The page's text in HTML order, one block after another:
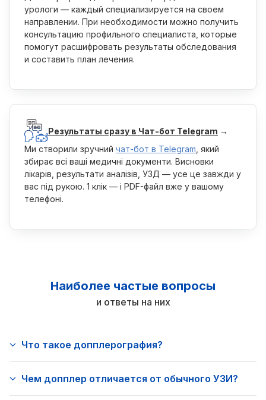
урологи — каждый специализируется на своем
направлении. При необходимости можно получить
консультацию профильного специалиста, которые
помогут расшифровать результаты обследования
и составить план лечения.
Результаты сразу в Чат-бот Telegram →
Ми створили зручний чат-бот в Telegram , який
збирає всі ваші медичні документи. Висновки
лікарів, результати аналізів, УЗД — усе це завжди у
вас під рукою. 1 клік — і PDF-файл вже у вашому
телефоні.
Наиболее частые вопросы
и ответы на них
Что такое допплерография?
Чем допплер отличается от обычного УЗИ?